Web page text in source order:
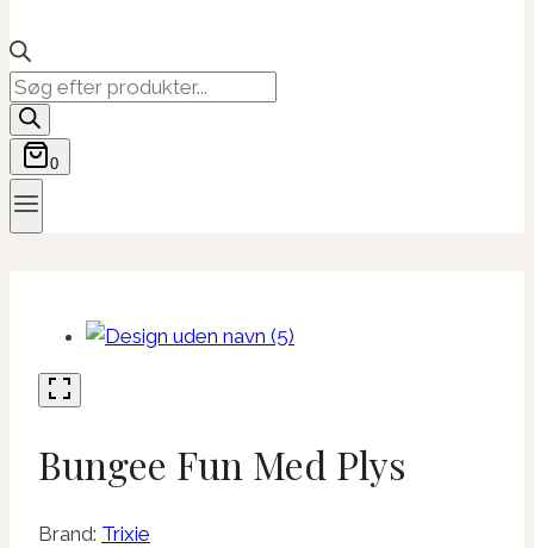
Products
search
0
Bungee Fun Med Plys
Brand: Trixie